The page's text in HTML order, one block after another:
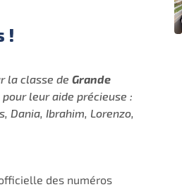
!
la classe de Grande
leur aide précieuse :
Dania, Ibrahim, Lorenzo,
des numéros